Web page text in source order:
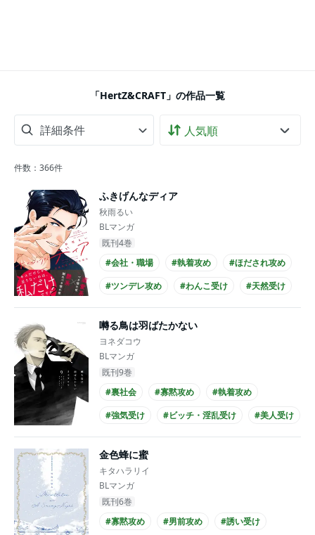
「HertZ&CRAFT」の作品一覧
詳細条件
件数： 366件
ふきげんなディア
秋雨るい
BLマンガ
既刊4巻
#会社・職場
#執着攻め
#ほだされ攻め
#ツンデレ攻め
#わんこ受け
#天然受け
#ほのぼの
#あまあま
#仕事関係
#黒髪受け
囀る鳥は羽ばたかない
ヨネダコウ
BLマンガ
既刊9巻
#裏社会
#寡黙攻め
#執着攻め
#強気受け
#ビッチ・淫乱受け
#美人受け
#シリアス
#せつない
#複数カップリング
#主従関係
金色蜂に蜜
キタハラリイ
BLマンガ
既刊6巻
#寡黙攻め
#男前攻め
#誘い受け